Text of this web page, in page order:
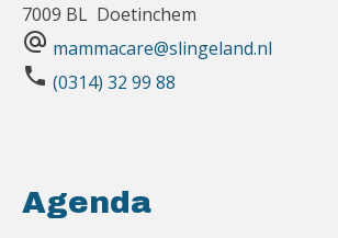
7009 BL Doetinchem
alternate_email mammacare@slingeland.nl
phone (0314) 32 99 88
Agenda